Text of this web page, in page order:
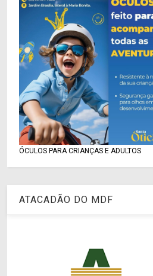
ÓCULOS PARA CRIANÇAS E ADULTOS
ATACADÃO DO MDF